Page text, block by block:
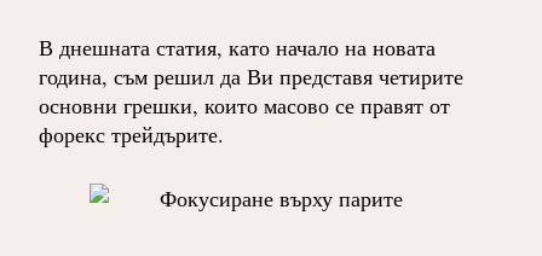
В днешната статия, като начало на новата
година, съм решил да Ви представя четирите
основни грешки, които масово се правят от
форекс трейдърите.